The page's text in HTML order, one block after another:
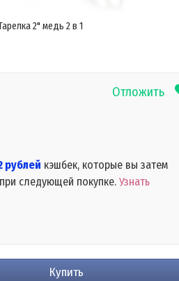
2" медь 2 в 1
Отложить
рублей кэшбек, которые вы затем
следующей покупке. Узнать
Купить